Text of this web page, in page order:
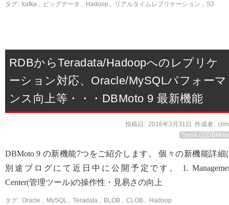
タグ: kafka , ビッグデータ , Hadoop , リアルタイムレプリケーション , S3
RDBからTeradata/Hadoopへのレプリケ
ーション対応、Oracle/MySQLパフォーマ
ンス向上等・・・DBMoto 9 最新機能
投稿日: 2016年3月31日 作成者:
Syniti (旧
DBMoto 9 の新機能7つをご紹介します。 個々の新機能詳細
別途ブログにて近日中に公開予定です。 1.
Center(管理ツール)の操作性・見易さの向上
タグ: Oracle , MySQL , Teradata , BLOB , CLOB , Hadoop